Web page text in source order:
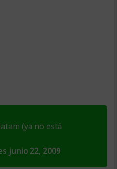
(ya no está
junio 22, 2009